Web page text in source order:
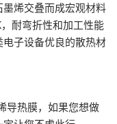
烯交叠而成宏观材料
耐弯折性和加工性能
子设备优良的散热材
热膜，如果您想做